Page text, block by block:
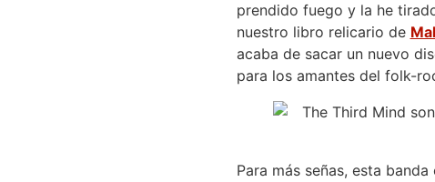
prendido fuego y la he
nuestro libro relicario de
acaba de sacar un nuevo
para los amantes del folk-
Para más señas, esta